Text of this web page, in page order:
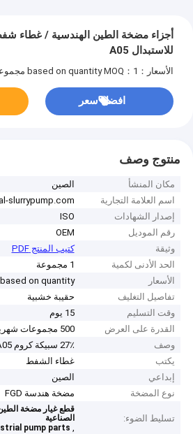
أجزاء مضخة الطين الهندسية / غطاء
للاستبدال A05
الأسعار：based on quantity MOQ：1 مجموعة
افضل سعر
منتوج وصف
مكان المنشأ
الصين
اسم العلامة التجارية
slurrypump.com
إصدار الشهادات
ISO
رقم الموديل
OEM
وثيقة
كتيب المنتج PDF
الحد الأدنى لكمية
1 مجموعة
الأسعار
based on quantity
تفاصيل التغليف
حقيبة خشبية
وقت التسليم
15 يوم
القدرة على العرض
500 مجموعات شهريا
وصف
27٪ سبيكة كروم A05
يكتب
غطاء الشفط
إبداعي
الصين
نوع المضخة
مضخة هندسة FGD
تسليط الضوء:
قطع غيار مضخة
الصناعية
,
pump parts